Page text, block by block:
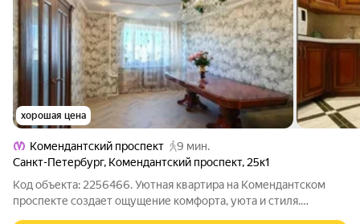
хорошая цена
Комендантский проспект
9 мин.
Санкт-Петербург, Комендантский проспект, 25к1
Код объекта: 2256466. Уютная квартира на Комендантском
проспекте создает ощущение комфорта, уюта и стиля.